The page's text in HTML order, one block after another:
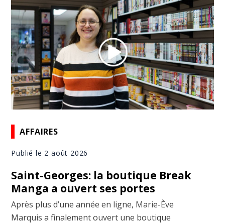
AFFAIRES
Publié le 2 août 2026
Saint-Georges: la boutique Break
Manga a ouvert ses portes
Après plus d’une année en ligne, Marie-Ève
Marquis a finalement ouvert une boutique